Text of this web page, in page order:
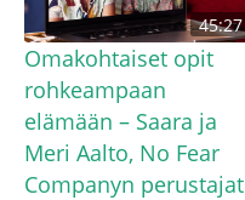
45:27
Omakohtaiset opit
rohkeampaan
elämään – Saara ja
Meri Aalto, No Fear
Companyn perustajat